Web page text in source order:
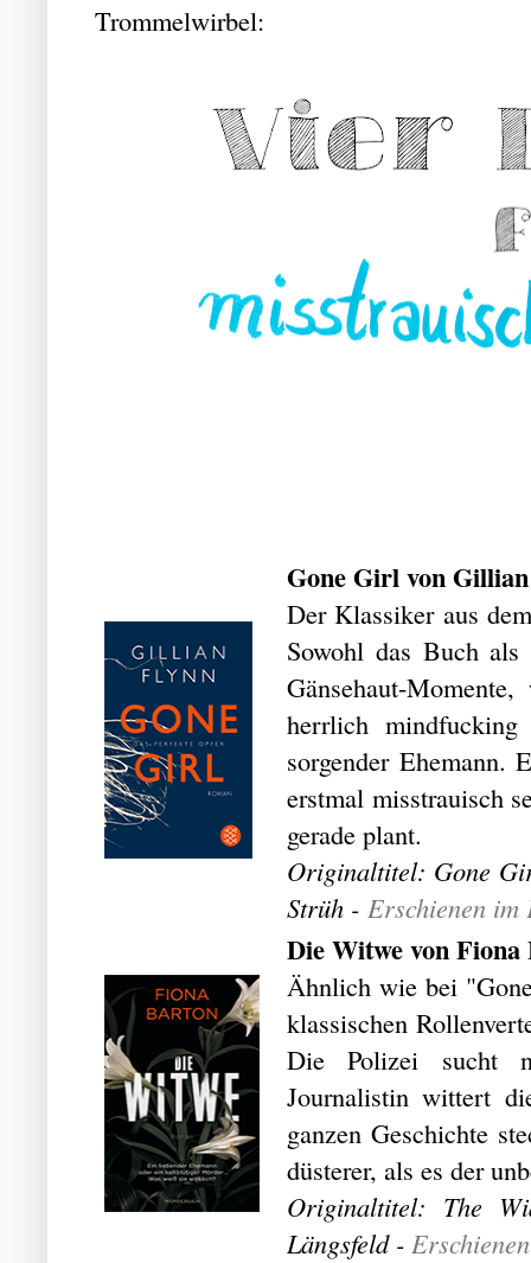
Trommelwirbel:
Gone Girl von
Der Klassiker aus
Sowohl das Buch
Gänsehaut-
herrlich
sorgender Ehemann.
erstmal misstrauisch
gerade plant.
Originaltitel: Gone
Strüh - Erschienen
Die Witwe von
Ähnlich wie bei
klassischen
Die Polizei sucht
Journalistin wittert
ganzen Geschichte
düsterer, als es der
Originaltitel: The
Längsfeld -